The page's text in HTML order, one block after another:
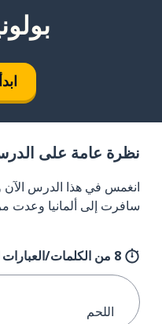
نظرة عامة على
سافرت إلى ألمانيا وعدت
8 من الكلمات/العبارات للتعلُّم
اللحم